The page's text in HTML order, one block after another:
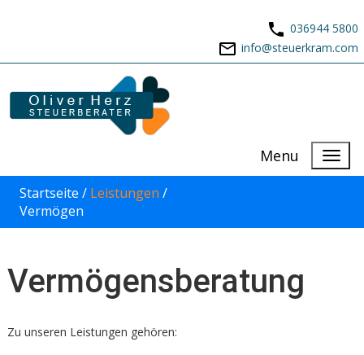
036944 5800
info@steuerkram.com
Menu
Startseite / Leistungen /
Vermögen
Vermögensberatung
Zu unseren Leistungen gehören: